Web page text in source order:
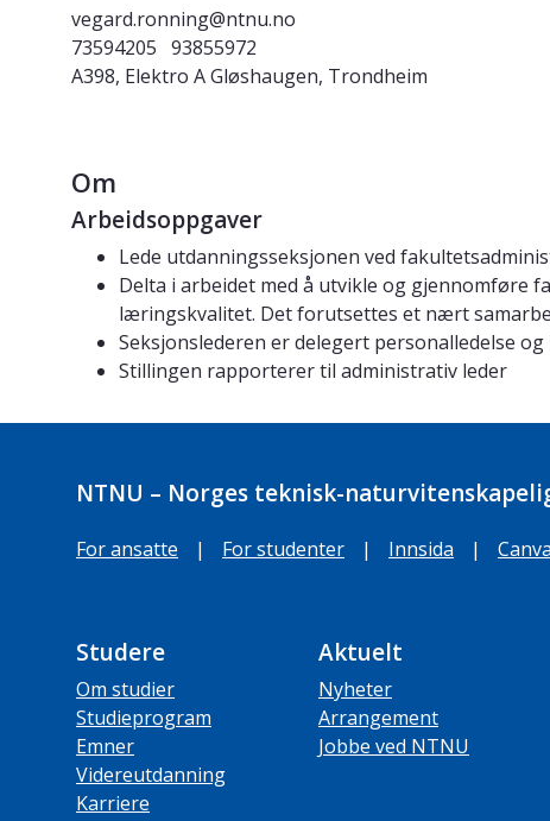
vegard.ronning@ntnu.no
73594205 93855972
A398, Elektro A Gløshaugen, Trondheim
Om
Arbeidsoppgaver
Lede utdanningsseksjonen ved
Delta i arbeidet med å utvikle og
læringskvalitet. Det forutsettes et nært
Seksjonslederen er delegert personalledelse
Stillingen rapporterer til administrativ leder
NTNU – Norges teknisk-
For ansatte | For studenter | Innsida |
Studere
Om studier
Studieprogram
Emner
Videreutdanning
Karriere
Aktuelt
Nyheter
Arrangement
Jobbe ved NTNU